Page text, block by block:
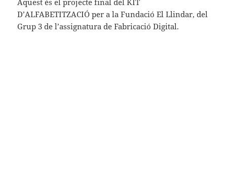
D’ALFABETITZACIÓ per a la Fundació El Llindar, del
Grup 3 de l’assignatura de Fabricació Digital.